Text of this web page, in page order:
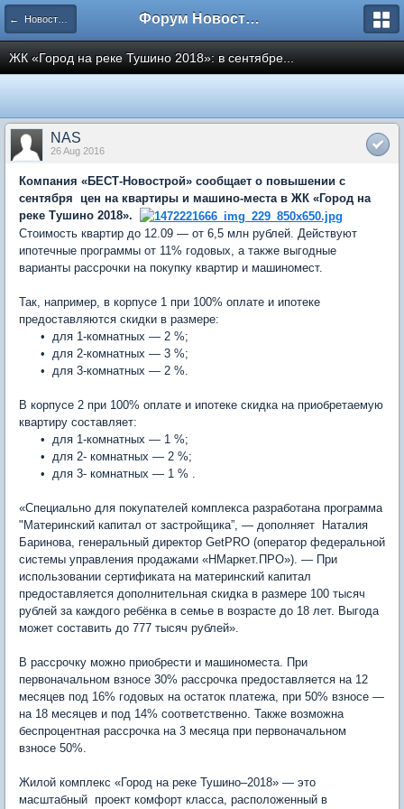
← Новости рынка недвижимости Форум Новостройки
ЖК «Город на реке Тушино 2018»: в сентябре...
NAS
26 Aug 2016
Компания «БЕСТ-Новострой» сообщает о повышении с
сентября цен на квартиры и машино-места в ЖК «Город на
реке Тушино 2018».
Стоимость квартир до 12.09 — от 6,5 млн рублей. Действуют
ипотечные программы от 11% годовых, а также выгодные
варианты рассрочки на покупку квартир и машиномест.
Так, например, в корпусе 1 при 100% оплате и ипотеке
предоставляются скидки в размере:
• для 1-комнатных — 2 %;
• для 2-комнатных — 3 %;
• для 3-комнатных — 2 %.
В корпусе 2 при 100% оплате и ипотеке скидка на приобретаемую
квартиру составляет:
• для 1-комнатных — 1 %;
• для 2- комнатных — 2 %;
• для 3- комнатных — 1 % .
«Специально для покупателей комплекса разработана программа
"Материнский капитал от застройщика”, — дополняет Наталия
Баринова, генеральный директор GetPRO (оператор федеральной
системы управления продажами «НМаркет.ПРО»). — При
использовании сертификата на материнский капитал
предоставляется дополнительная скидка в размере 100 тысяч
рублей за каждого ребёнка в семье в возрасте до 18 лет. Выгода
может составить до 777 тысяч рублей».
В рассрочку можно приобрести и машиноместа. При
первоначальном взносе 30% рассрочка предоставляется на 12
месяцев под 16% годовых на остаток платежа, при 50% взносе —
на 18 месяцев и под 14% соответственно. Также возможна
беспроцентная рассрочка на 3 месяца при первоначальном
взносе 50%.
Жилой комплекс «Город на реке Тушино–2018» — это
масштабный проект комфорт класса, расположенный в